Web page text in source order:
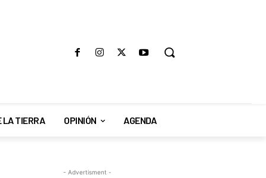
LA TIERRA OPINIÓN AGENDA
- Advertisment -